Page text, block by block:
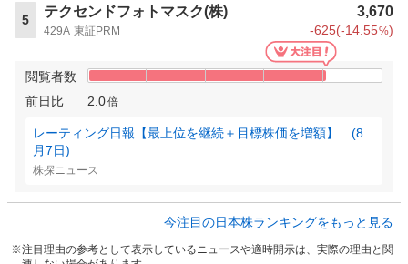
5
テクセンドフォトマスク(株) 3,670
429A 東証PRM -625(-14.55%)
閲覧者数
前日比
2.0倍
レーティング日報【最上位を継続＋目標株価を増額】 (8
月7日)
株探ニュース
今注目の日本株ランキングをもっと見る
注目理由の参考として表示しているニュースや適時開示は、実際の理由と関